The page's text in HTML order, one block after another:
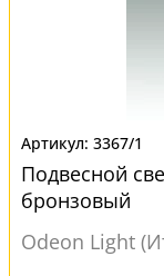
3367/1
Подвесной
бронзовый
Odeon Light